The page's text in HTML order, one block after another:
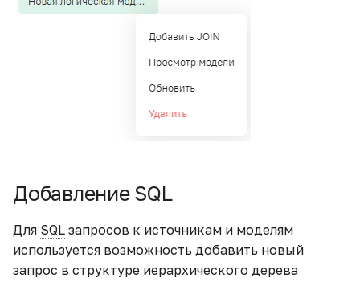
ДобавлениеSQL
Для SQL запросов к источникам и моделям
используется возможность добавить новый
запрос в структуре иерархического дерева